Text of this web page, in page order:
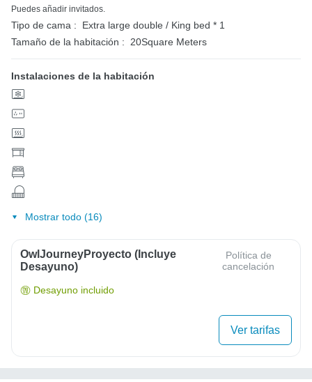
Puedes añadir invitados.
Tipo de cama :
Extra large double / King bed * 1
Tamaño de la habitación :
20Square Meters
Instalaciones de la habitación
Mostrar todo (16)
OwlJourneyProyecto (Incluye
Desayuno)
Política de
cancelación
Desayuno incluido
Ver tarifas